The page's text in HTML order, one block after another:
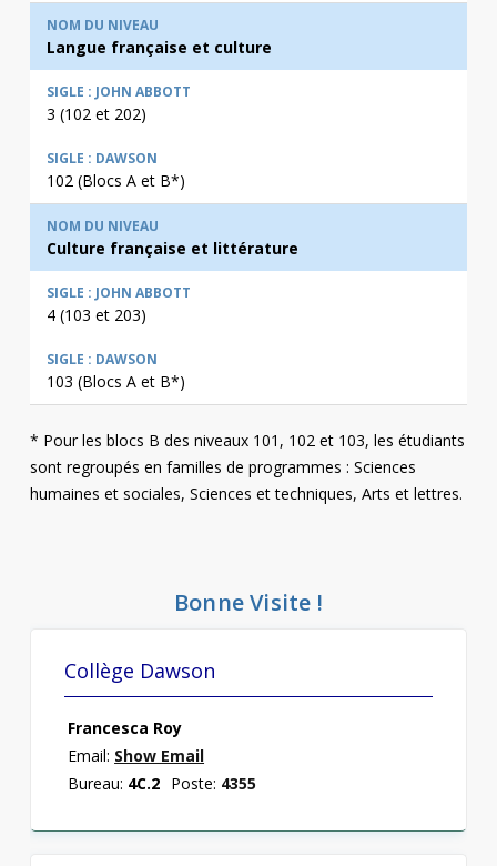
Langue française et culture
3 (102 et 202)
102 (Blocs A et B*)
Culture française et littérature
4 (103 et 203)
103 (Blocs A et B*)
* Pour les blocs B des niveaux 101, 102 et 103, les étudiants
sont regroupés en familles de programmes : Sciences
humaines et sociales, Sciences et techniques, Arts et lettres.
Bonne Visite !
Collège Dawson
Francesca Roy
Email: Show Email
Bureau: 4C.2 Poste: 4355